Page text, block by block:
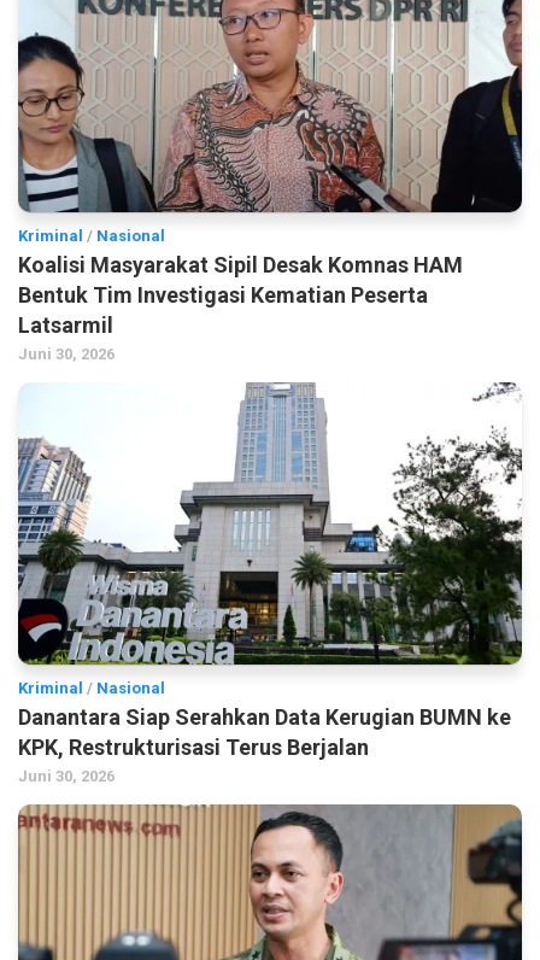
Kriminal / Nasional
Koalisi Masyarakat Sipil Desak Komnas HAM
Bentuk Tim Investigasi Kematian Peserta
Latsarmil
Juni 30, 2026
Kriminal / Nasional
Danantara Siap Serahkan Data Kerugian BUMN ke
KPK, Restrukturisasi Terus Berjalan
Juni 30, 2026